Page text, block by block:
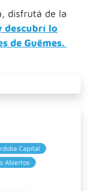
disfrutá de la
descubrí lo
de Guëmes.
Capital
Abiertos